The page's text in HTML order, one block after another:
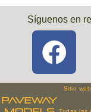
Síguenos en
Sitio